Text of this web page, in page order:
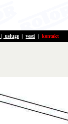
| usluge | vesti | kontakt